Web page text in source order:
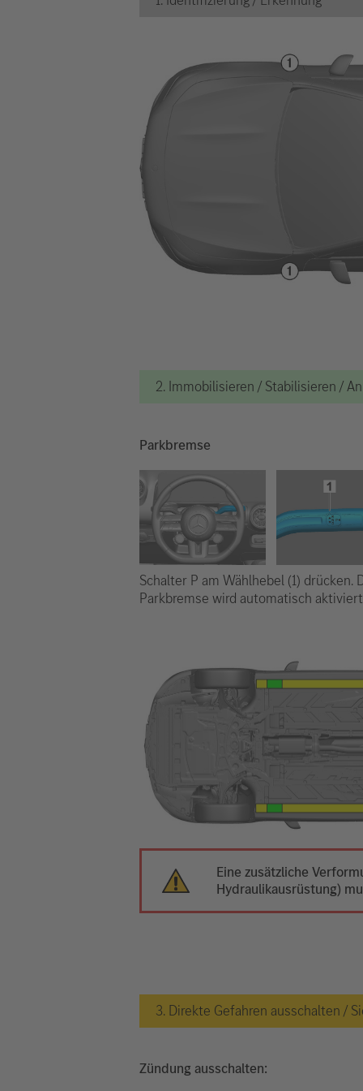
2. Immobilisieren / Stabilisieren /
Parkbremse
Schalter P am Wählhebel (1) drücken.
Parkbremse wird automatisch
Eine zusätzliche
Hydraulikausrüstung)
3. Direkte Gefahren ausschalten /
Zündung ausschalten: